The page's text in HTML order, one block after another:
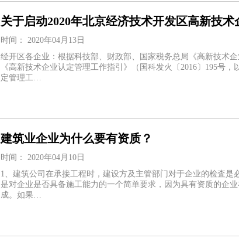
关于启动2020年北京经济技术开发区高新技
时间： 2020年04月13日
经开区各企业：根据科技部、财政部、国家税务总局《高新技术
《高新技术企业认定管理工作指引》（国科发火〔2016〕195号
定管理工…
建筑业企业为什么要有资质？
时间： 2020年04月10日
1、建筑公司在承接工程时，建设方及主管部门对于企业的检査
是对企业是否具备施工能力的一个简单要求，因为具有资质的企
成。如果…